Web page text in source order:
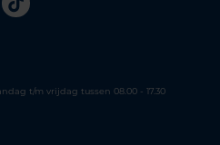
t/m vrijdag tussen 08.00 - 17.30